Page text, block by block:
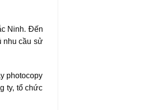
Ninh. Đến
nhu cầu sử
photocopy
ty, tổ chức